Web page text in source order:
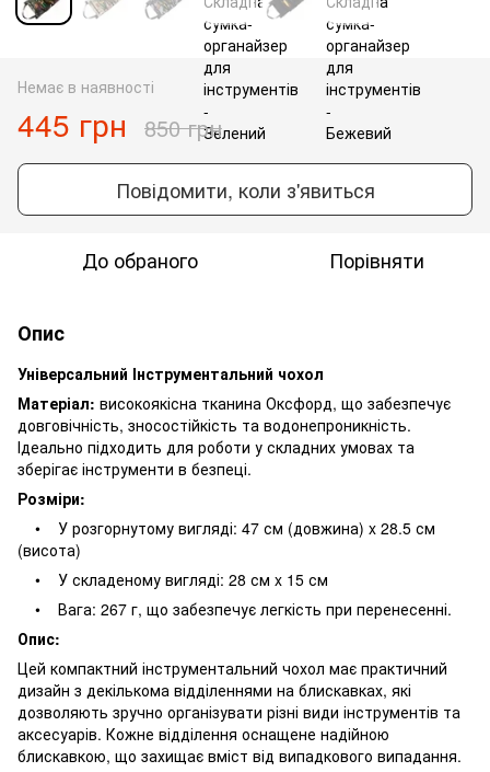
Немає в наявності
445 грн 850 грн
Повідомити, коли з'явиться
До обраного Порівняти
Опис
Універсальний Інструментальний чохол
Матеріал: високоякісна тканина Оксфорд, що забезпечує
довговічність, зносостійкість та водонепроникність.
Ідеально підходить для роботи у складних умовах та
зберігає інструменти в безпеці.
Розміри:
• У розгорнутому вигляді: 47 см (довжина) x 28.5 см
(висота)
• У складеному вигляді: 28 см x 15 см
• Вага: 267 г, що забезпечує легкість при перенесенні.
Опис:
Цей компактний інструментальний чохол має практичний
дизайн з декількома відділеннями на блискавках, які
дозволяють зручно організувати різні види інструментів та
аксесуарів. Кожне відділення оснащене надійною
блискавкою, що захищає вміст від випадкового випадання.